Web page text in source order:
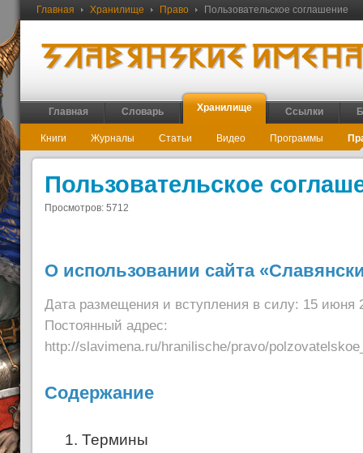
Главная Хранилище Право Пользовательское соглашение
Главная Словарь Хранилище Ссылки
Книги Журналы Статьи Видео Программы
Пользовательское
Просмотров: 5712
О использовании сайта
Дата размещения и вступления в силу: 15 июня
Постоянный адрес:
http://slavimena.ru/hranilische/pravo/
Содержание
1. Термины